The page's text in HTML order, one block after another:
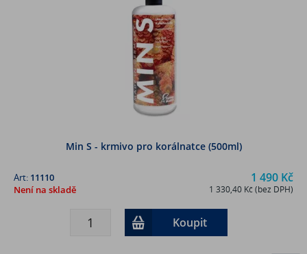
Min S - krmivo pro korálnatce (500ml)
1 490 Kč
1 330,40 Kč (bez DPH)
Art: 11110
Není na skladě
Koupit